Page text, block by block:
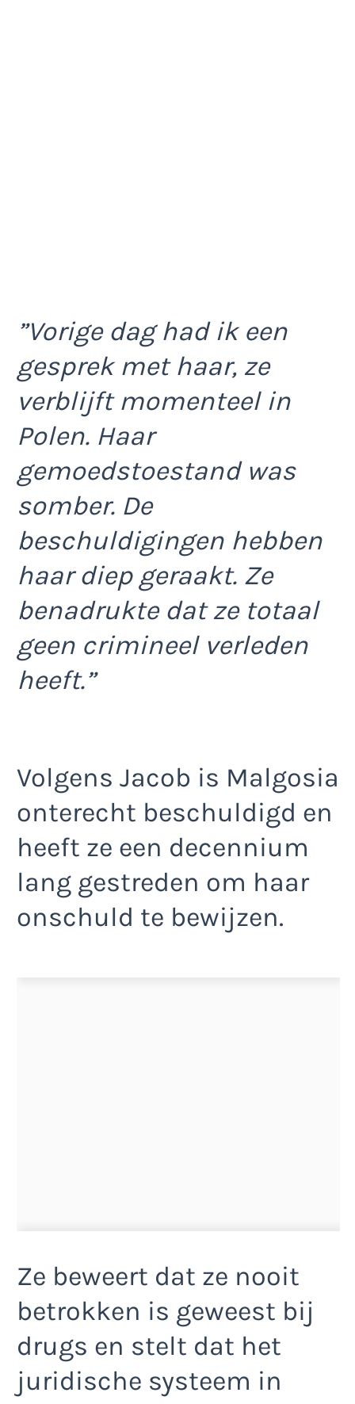
”Vorige dag had ik een
gesprek met haar, ze
verblijft momenteel in
Polen. Haar
gemoedstoestand was
somber. De
beschuldigingen hebben
haar diep geraakt. Ze
benadrukte dat ze totaal
geen crimineel verleden
heeft.”
Volgens Jacob is Malgosia
onterecht beschuldigd en
heeft ze een decennium
lang gestreden om haar
onschuld te bewijzen.
Ze beweert dat ze nooit
betrokken is geweest bij
drugs en stelt dat het
juridische systeem in